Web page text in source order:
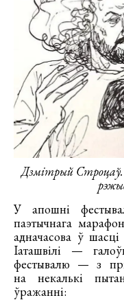
Дзмітрый
У апошні
паэтычнага
адначасова ў
Іаташвілі —
фестывалю — з
на некалькі
ўражанні: